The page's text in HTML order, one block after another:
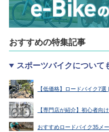
おすすめの特集記事
スポーツバイクについて
【低価格】ロードバイク7
【専門店が紹介】初心者向
おすすめロードバイク35メ